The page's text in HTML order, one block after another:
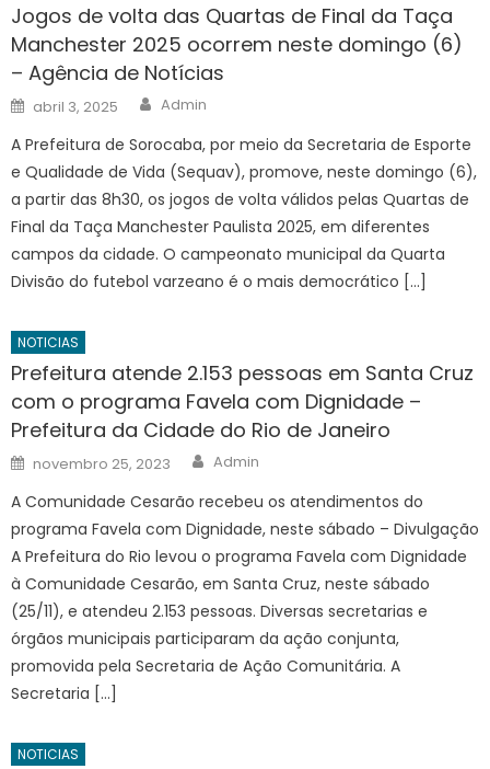
Jogos de volta das Quartas de Final da Taça
Manchester 2025 ocorrem neste domingo (6)
– Agência de Notícias
Posted
on
abril 3, 2025 Author
Admin
A Prefeitura de Sorocaba, por meio da Secretaria de Esporte
e Qualidade de Vida (Sequav), promove, neste domingo (6),
a partir das 8h30, os jogos de volta válidos pelas Quartas de
Final da Taça Manchester Paulista 2025, em diferentes
campos da cidade. O campeonato municipal da Quarta
Divisão do futebol varzeano é o mais democrático […]
NOTICIAS
Prefeitura atende 2.153 pessoas em Santa Cruz
com o programa Favela com Dignidade –
Prefeitura da Cidade do Rio de Janeiro
Posted
on
novembro 25, 2023 Author
Admin
A Comunidade Cesarão recebeu os atendimentos do
programa Favela com Dignidade, neste sábado – Divulgação
A Prefeitura do Rio levou o programa Favela com Dignidade
à Comunidade Cesarão, em Santa Cruz, neste sábado
(25/11), e atendeu 2.153 pessoas. Diversas secretarias e
órgãos municipais participaram da ação conjunta,
promovida pela Secretaria de Ação Comunitária. A
Secretaria […]
NOTICIAS